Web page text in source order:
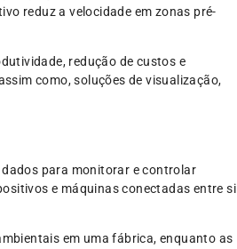
reduz a velocidade em zonas pré-
redução de custos e
como, soluções de visualização,
para monitorar e controlar
e máquinas conectadas entre si
em uma fábrica, enquanto as